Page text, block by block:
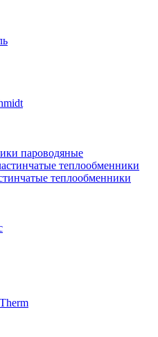
пароводяные
теплообменники
теплообменники